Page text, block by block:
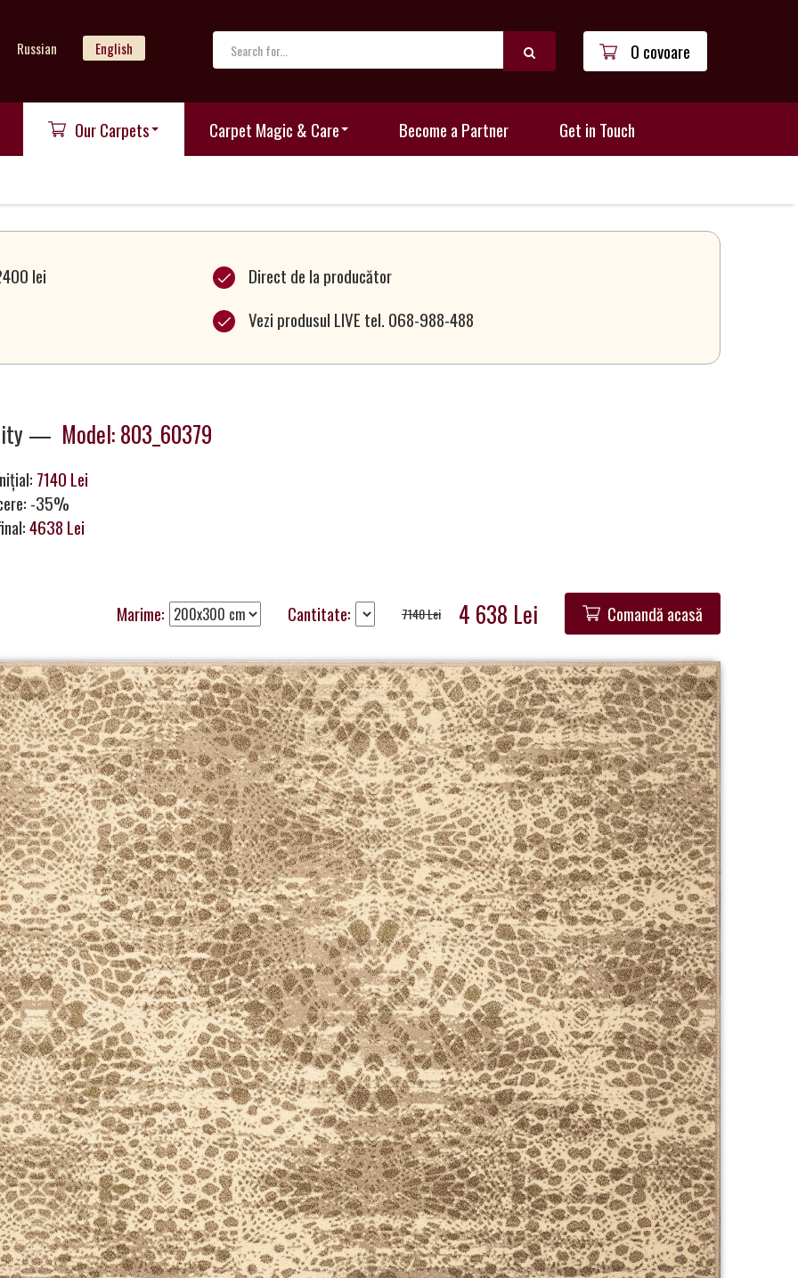
Russian English 0 covoare
Our Carpets Carpet Magic & Care Become a Partner Get in Touch
lei
Direct de la producător
Vezi produsul LIVE tel. 068-988-488
— Model: 803_60379
7140 Lei
-35%
4638 Lei
Marime: Cantitate: 7140 Lei 4 638 Lei Comandă acasă